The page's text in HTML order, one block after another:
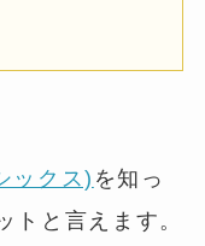
ックス) を知っ
トと言えます。